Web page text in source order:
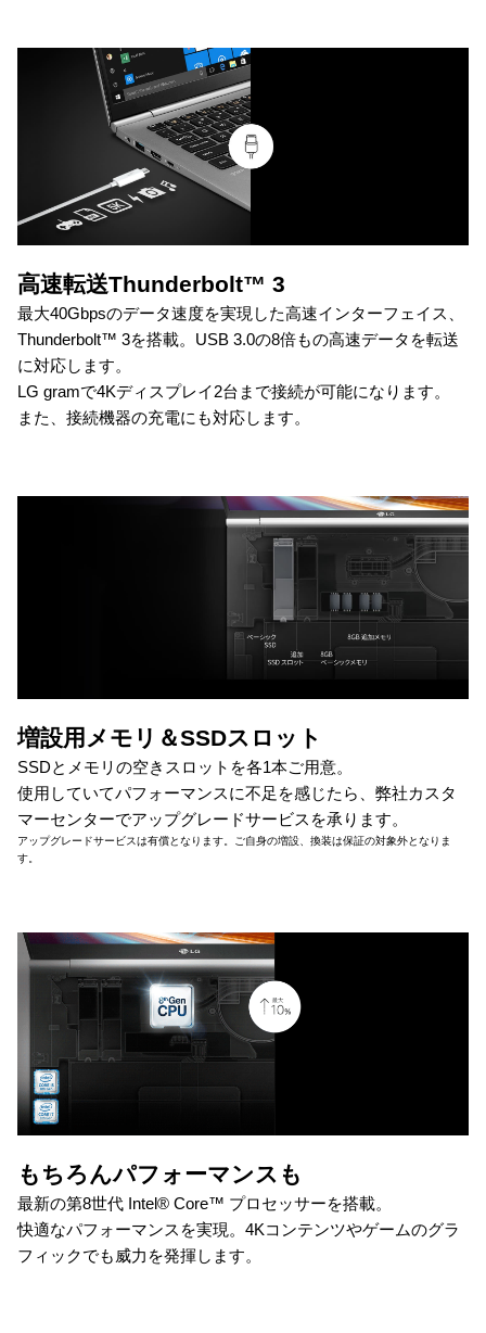
高速転送Thunderbolt™ 3
最大40Gbpsのデータ速度を実現した高速インターフェイス、
Thunderbolt™ 3を搭載。USB 3.0の8倍もの高速データを転送
に対応します。
LG gramで4Kディスプレイ2台まで接続が可能になります。
また、接続機器の充電にも対応します。
増設用メモリ＆SSDスロット
SSDとメモリの空きスロットを各1本ご用意。
使用していてパフォーマンスに不足を感じたら、弊社カスタ
マーセンターでアップグレードサービスを承ります。
アップグレードサービスは有償となります。ご自身の増設、換装は保証の対象外となりま
す。
もちろんパフォーマンスも
最新の第8世代 Intel® Core™ プロセッサーを搭載。
快適なパフォーマンスを実現。4Kコンテンツやゲームのグラ
フィックでも威力を発揮します。